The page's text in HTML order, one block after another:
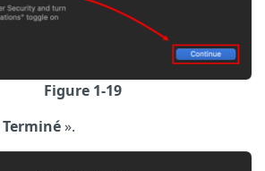
Figure 1-19
Terminé».